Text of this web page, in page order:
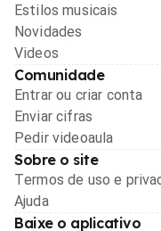
Estilos musicais
Novidades
Videos
Comunidade
Entrar ou criar conta
Enviar cifras
Pedir videoaula
Sobre o site
Termos de uso e
Ajuda
Baixe o aplicativo